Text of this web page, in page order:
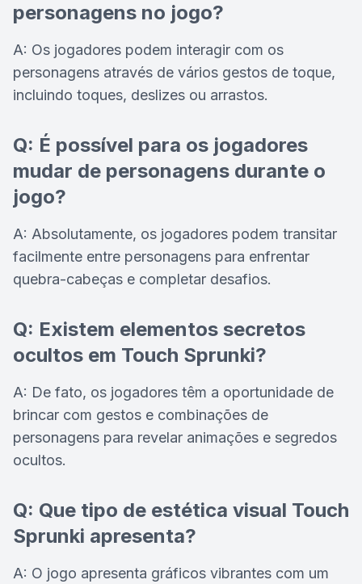
personagens no jogo?
A: Os jogadores podem interagir com os
personagens através de vários gestos de toque,
incluindo toques, deslizes ou arrastos.
Q: É possível para os jogadores
mudar de personagens durante o
jogo?
A: Absolutamente, os jogadores podem transitar
facilmente entre personagens para enfrentar
quebra-cabeças e completar desafios.
Q: Existem elementos secretos
ocultos em Touch Sprunki?
A: De fato, os jogadores têm a oportunidade de
brincar com gestos e combinações de
personagens para revelar animações e segredos
ocultos.
Q: Que tipo de estética visual Touch
Sprunki apresenta?
A: O jogo apresenta gráficos vibrantes com um